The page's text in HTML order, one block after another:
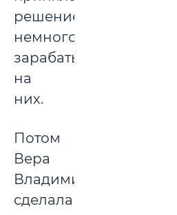
решение
немного
зарабатывать
на
них.
Потом
Вера
Владимировна
сделала